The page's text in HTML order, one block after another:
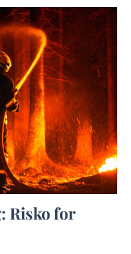
Risko for